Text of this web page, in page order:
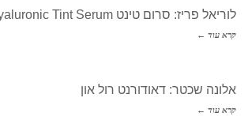
לוריאל פריז: סרום טינט Hyaluronic Tint Serum
קרא עוד ←
אלונה שכטר: דאודורנט רול און
קרא עוד ←